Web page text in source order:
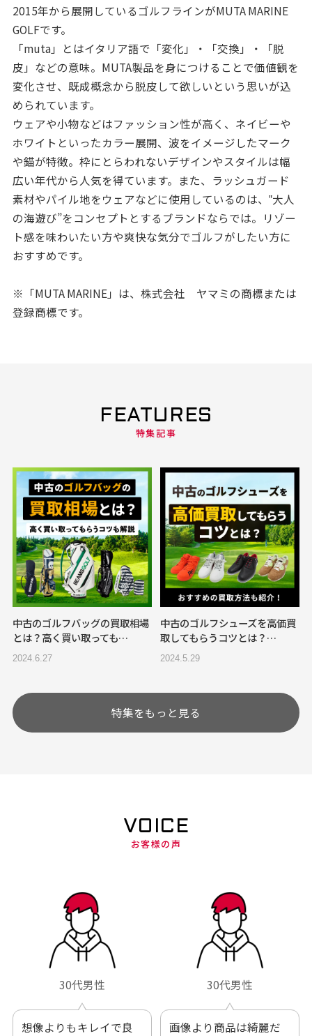
2015年から展開しているゴルフラインがMUTA MARINE
GOLFです。
「muta」とはイタリア語で「変化」・「交換」・「脱
皮」などの意味。MUTA製品を身につけることで価値観を
変化させ、既成概念から脱皮して欲しいという思いが込
められています。
ウェアや小物などはファッション性が高く、ネイビーや
ホワイトといったカラー展開、波をイメージしたマーク
や錨が特徴。枠にとらわれないデザインやスタイルは幅
広い年代から人気を得ています。また、ラッシュガード
素材やパイル地をウェアなどに使用しているのは、‟大人
の海遊び”をコンセプトとするブランドならでは。リゾー
ト感を味わいたい方や爽快な気分でゴルフがしたい方に
おすすめです。
※「MUTA MARINE」は、株式会社 ヤマミの商標または
登録商標です。
FEATURES
特集記事
中古のゴルフバッグの買取相場
とは？高く買い取っても…
2024.6.27
中古のゴルフシューズを高価買
取してもらうコツとは？…
2024.5.29
特集をもっと見る
VOICE
お客様の声
30代男性
想像よりもキレイで良
30代男性
画像より商品は綺麗だ